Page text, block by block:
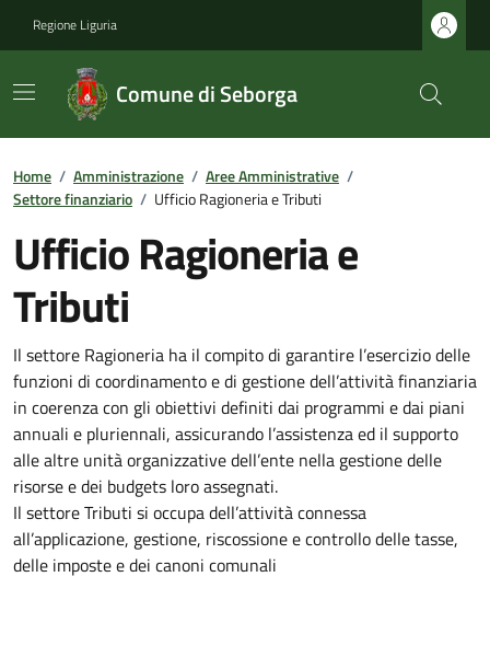
Regione Liguria
Comune di Seborga
Home / Amministrazione / Aree Amministrative /
Settore finanziario / Ufficio Ragioneria e Tributi
Ufficio Ragioneria e
Tributi
Il settore Ragioneria ha il compito di garantire l’esercizio delle
funzioni di coordinamento e di gestione dell’attività finanziaria
in coerenza con gli obiettivi definiti dai programmi e dai piani
annuali e pluriennali, assicurando l’assistenza ed il supporto
alle altre unità organizzative dell’ente nella gestione delle
risorse e dei budgets loro assegnati.
Il settore Tributi si occupa dell’attività connessa
all’applicazione, gestione, riscossione e controllo delle tasse,
delle imposte e dei canoni comunali